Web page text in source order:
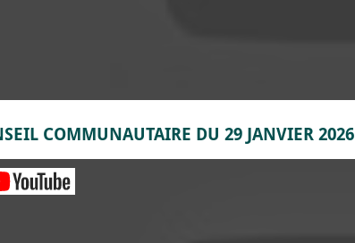
COMMUNAUTAIRE DU 29 JANVIER 2026